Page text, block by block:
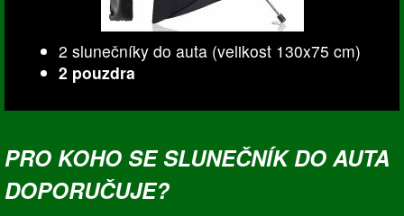
2 slunečníky do auta (velikost 130x75 cm)
2 pouzdra
PRO KOHO SE SLUNEČNÍK DO AUTA
DOPORUČUJE?